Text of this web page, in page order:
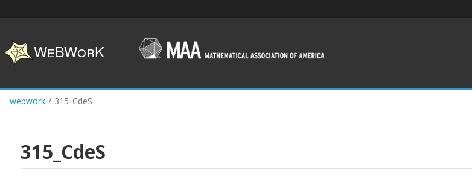
content
webwork / 315_CdeS
315_CdeS